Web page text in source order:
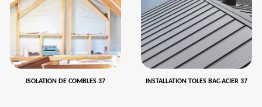
ISOLATION DE COMBLES 37 INSTALLATION TOLES BAC-ACIER 37